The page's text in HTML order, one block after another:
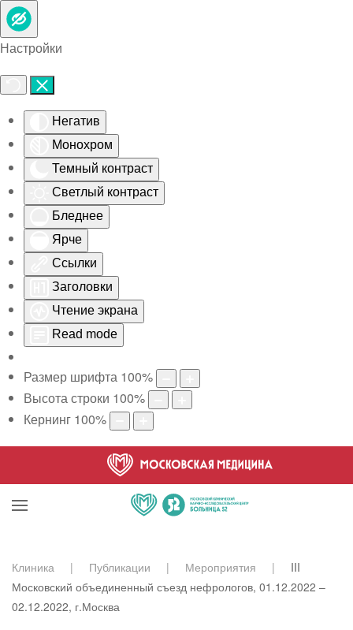
Настройки
Негатив
Монохром
Темный контраст
Светлый контраст
Бледнее
Ярче
Ссылки
Заголовки
Чтение экрана
Read mode
Размер шрифта 100%
Высота строки 100%
Кернинг 100%
Skip to main content
Клиника Публикации Мероприятия
III
Московский объединенный съезд нефрологов, 01.12.2022 –
02.12.2022, г.Москва